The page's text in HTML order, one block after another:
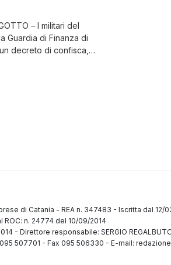
– I militari del
Guardia di Finanza di
decreto di confisca,
Sezione Misure di
di Catania - REA n. 347483 - Iscritta dal 12/
ROC: n. 24774 del 10/09/2014
- Direttore responsabile: SERGIO
507701 - Fax 095 506330 - E-mail: